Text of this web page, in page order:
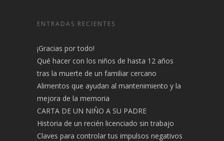
ENTRADAS RECIENTES
¡Gracias por todo!
Qué hacer con los niños de hasta 12 años
tras la muerte de un familiar cercano
Alimentos que ayudan al mantenimiento y la
mejora de la memoria
CARTA DE UN NIÑO A SU PADRE
Historia de un recién licenciado sin trabajo
Claves para controlar tus impulsos negativos